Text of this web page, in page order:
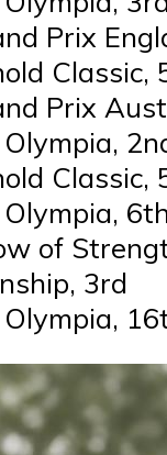
Prix
Classic,
Prix
Classic,
of
3rd